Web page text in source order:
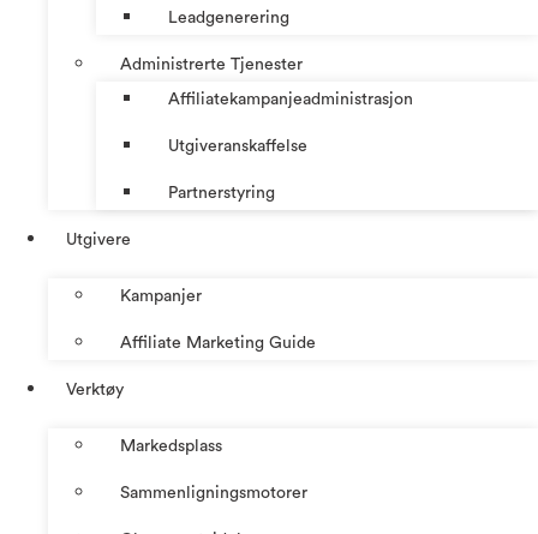
Leadgenerering
Administrerte Tjenester
Affiliatekampanjeadministrasjon
Utgiveranskaffelse
Partnerstyring
Utgivere
Kampanjer
Affiliate Marketing Guide
Verktøy
Markedsplass
Sammenligningsmotorer